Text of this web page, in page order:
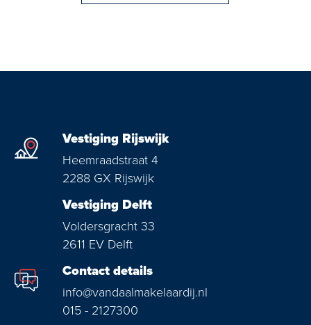
Vestiging Rijswijk
Heemraadstraat 4
2288 GX Rijswijk
Vestiging Delft
Voldersgracht 33
2611 EV Delft
Contact details
info@vandaalmakelaardij.nl
015 - 2127300